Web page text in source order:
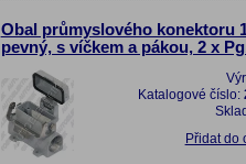
Obal průmyslového konektoru
pevný, s víčkem a pákou, 2 x
Katalogové číslo:
Přidat do